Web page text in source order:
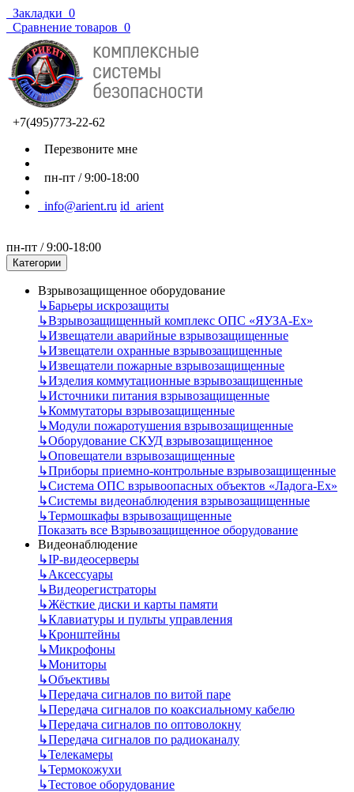
Закладки 0
Сравнение товаров 0
+7(495)773-22-62
Перезвоните мне
пн-пт / 9:00-18:00
info@arient.ru id_arient
пн-пт / 9:00-18:00
Категории
Взрывозащищенное оборудование
↳Барьеры искрозащиты
↳Взрывозащищенный комплекс ОПС «ЯУЗА-Ех»
↳Извещатели аварийные взрывозащищенные
↳Извещатели охранные взрывозащищенные
↳Извещатели пожарные взрывозащищенные
↳Изделия коммутационные взрывозащищенные
↳Источники питания взрывозащищенные
↳Коммутаторы взрывозащищенные
↳Модули пожаротушения взрывозащищенные
↳Оборудование СКУД взрывозащищенное
↳Оповещатели взрывозащищенные
↳Приборы приемно-контрольные взрывозащищенные
↳Система ОПС взрывоопасных объектов «Ладога-Ex»
↳Системы видеонаблюдения взрывозащищенные
↳Термошкафы взрывозащищенные
Показать все Взрывозащищенное оборудование
Видеонаблюдение
↳IP-видеосерверы
↳Аксессуары
↳Видеорегистраторы
↳Жёсткие диски и карты памяти
↳Клавиатуры и пульты управления
↳Кронштейны
↳Микрофоны
↳Мониторы
↳Объективы
↳Передача сигналов по витой паре
↳Передача сигналов по коаксиальному кабелю
↳Передача сигналов по оптоволокну
↳Передача сигналов по радиоканалу
↳Телекамеры
↳Термокожухи
↳Тестовое оборудование